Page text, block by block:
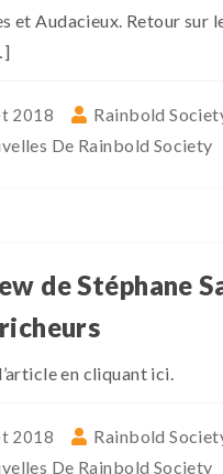
et Audacieux. Retour sur
2018
Rainbold
De Rainbold Society
de Stéphane
en cliquant ici.
2018
Rainbold
De Rainbold Society